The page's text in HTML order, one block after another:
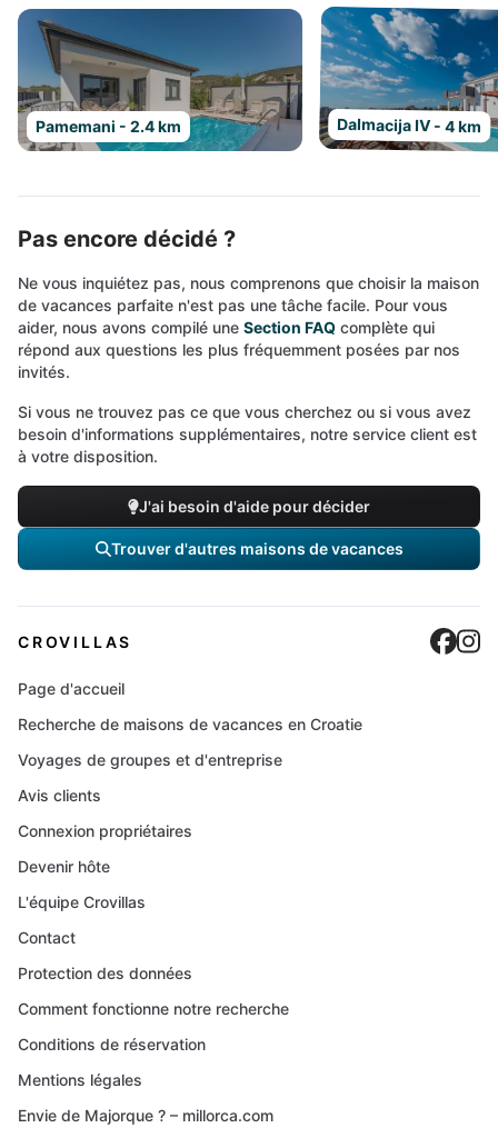
Pamemani - 2.4 km Dalmacija IV - 4 km
Pas encore décidé ?
Ne vous inquiétez pas, nous comprenons que choisir la maison
de vacances parfaite n'est pas une tâche facile. Pour vous
aider, nous avons compilé une Section FAQ complète qui
répond aux questions les plus fréquemment posées par nos
invités.
Si vous ne trouvez pas ce que vous cherchez ou si vous avez
besoin d'informations supplémentaires, notre service client est
à votre disposition.
J'ai besoin d'aide pour décider
Trouver d'autres maisons de vacances
CROVILLAS
Page d'accueil
Recherche de maisons de vacances en Croatie
Voyages de groupes et d'entreprise
Avis clients
Connexion propriétaires
Devenir hôte
L'équipe Crovillas
Contact
Protection des données
Comment fonctionne notre recherche
Conditions de réservation
Mentions légales
Envie de Majorque ? – millorca.com